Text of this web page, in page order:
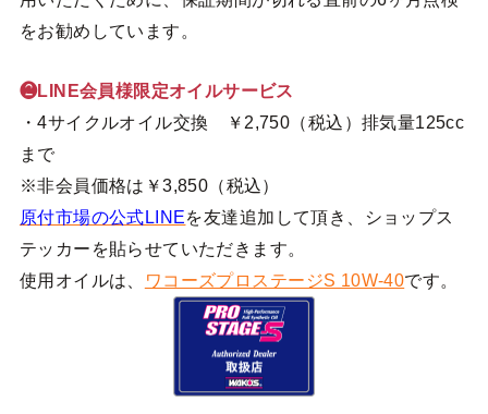
をお勧めしています。
❷LINE会員様限定オイルサービス
・4サイクルオイル交換 ￥2,750（税込）排気量125cc
まで
※非会員価格は￥3,850（税込）
原付市場の公式LINEを友達追加して頂き、ショップス
テッカーを貼らせていただきます。
使用オイルは、
ワコーズプロステージS 10W-40です。